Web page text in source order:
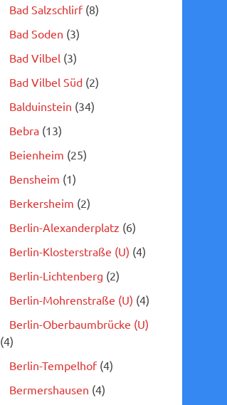
Bad Salzschlirf(8)
Bad Soden (3)
Bad Vilbel(3)
Bad Vilbel Süd(2)
Balduinstein (34)
Bebra(13)
Beienheim (25)
Bensheim (1)
Berkersheim (2)
Berlin-Alexanderplatz (6)
Berlin-Klosterstraße (U) (4)
Berlin-Lichtenberg (2)
Berlin-Mohrenstraße (U) (4)
Berlin-Oberbaumbrücke (U)
(4)
Berlin-Tempelhof(4)
Bermershausen (4)